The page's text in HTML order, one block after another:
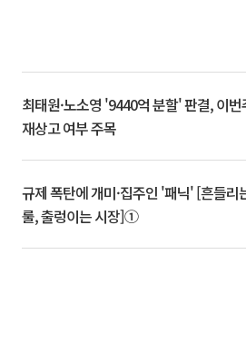
최태원·노소영 '9440억 분할' 판결, 이번
재상고 여부 주목
규제 폭탄에 개미·집주인 '패닉' [흔들리
룰, 출렁이는 시장]①